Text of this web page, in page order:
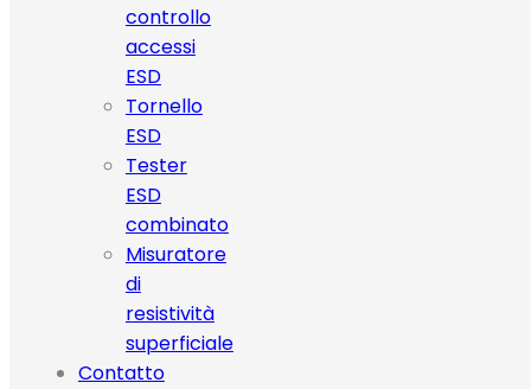
controllo
accessi
ESD
Tornello
ESD
Tester
ESD
combinato
Misuratore
di
resistività
superficiale
Contatto